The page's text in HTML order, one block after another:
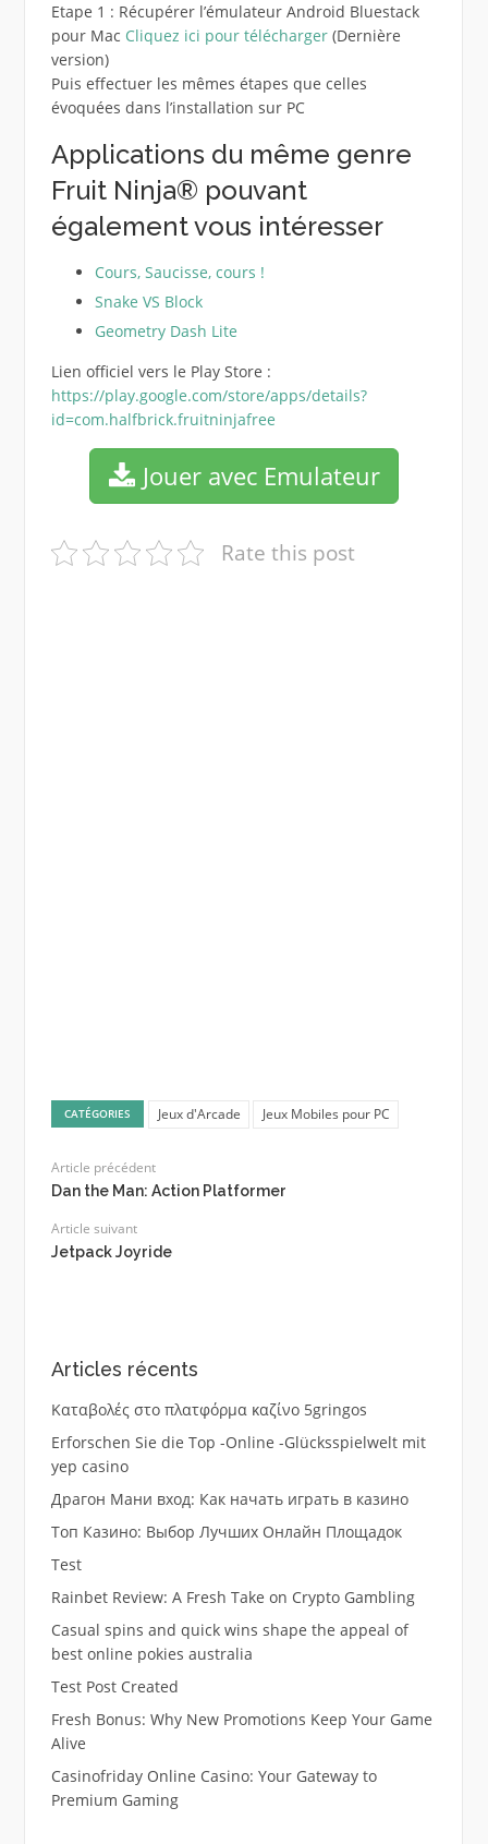
Etape 1 : Récupérer l’émulateur Android Bluestack
pour Mac Cliquez ici pour télécharger(Dernière
version)
Puis effectuer les mêmes étapes que celles
évoquées dans l’installation sur PC
Applications du même genre
Fruit Ninja® pouvant
également vous intéresser
Cours, Saucisse, cours !
Snake VS Block
Geometry Dash Lite
Lien officiel vers le Play Store :
https://play.google.com/store/apps/details?
id=com.halfbrick.fruitninjafree
Jouer avec Emulateur
Rate this post
CATÉGORIES Jeux d'Arcade Jeux Mobiles pour PC
Article précédent
Dan the Man: Action Platformer
Article suivant
Jetpack Joyride
Articles récents
Καταβολές στο πλατφόρμα καζίνο 5gringos
Erforschen Sie die Top -Online -Glücksspielwelt mit
yep casino
Драгон Мани вход: Как начать играть в казино
Топ Казино: Выбор Лучших Онлайн Площадок
Test
Rainbet Review: A Fresh Take on Crypto Gambling
Casual spins and quick wins shape the appeal of
best online pokies australia
Test Post Created
Fresh Bonus: Why New Promotions Keep Your Game
Alive
Casinofriday Online Casino: Your Gateway to
Premium Gaming